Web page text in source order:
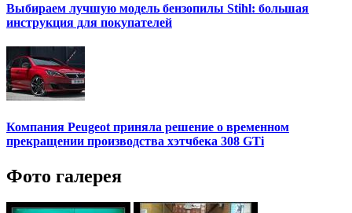
Выбираем лучшую модель бензопилы Stihl: большая
инструкция для покупателей
Компания Peugeot приняла решение о временном
прекращении производства хэтчбека 308 GTi
Фото галерея